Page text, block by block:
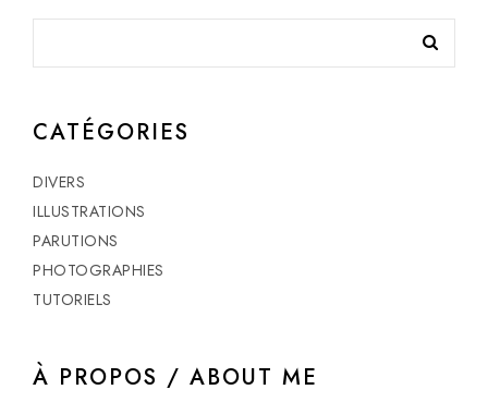
CATÉGORIES
DIVERS
ILLUSTRATIONS
PARUTIONS
PHOTOGRAPHIES
TUTORIELS
À PROPOS / ABOUT ME